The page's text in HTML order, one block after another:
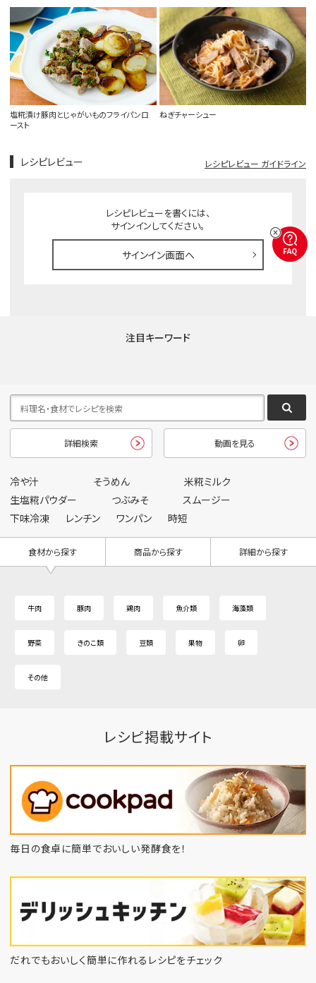
塩糀漬け豚肉とじゃがいものフライパンロ
ースト
ねぎチャーシュー
レシピレビュー レシピレビュー ガイドライン
レシピレビューを書くには、
サインインしてください。
サインイン画面へ
注目キーワード
詳細検索 動画を見る
冷や汁 そうめん
米糀ミルク
生塩糀パウダー
つぶみそ
スムージー
下味冷凍
レンチン ワンパン 時短
食材から探す 商品から探す 詳細から探す
牛肉 豚肉 鶏肉 魚介類 海藻類
野菜 きのこ類 豆類 果物 卵
その他
レシピ掲載サイト
毎日の食卓に簡単でおいしい発酵食を！
だれでもおいしく簡単に作れるレシピをチェック
FAQ